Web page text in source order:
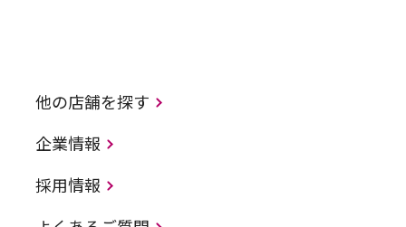
他の店舗を探す
企業情報
採用情報